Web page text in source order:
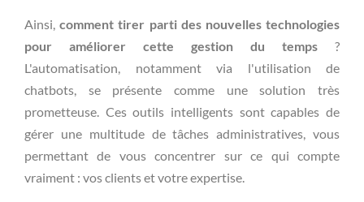
Ainsi,comment tirer parti des nouvelles technologies
pour améliorer cette gestion du temps ?
L'automatisation, notamment via l'utilisation de
chatbots, se présente comme une solution très
prometteuse. Ces outils intelligents sont capables de
gérer une multitude de tâches administratives, vous
permettant de vous concentrer sur ce qui compte
vraiment : vos clients et votre expertise.